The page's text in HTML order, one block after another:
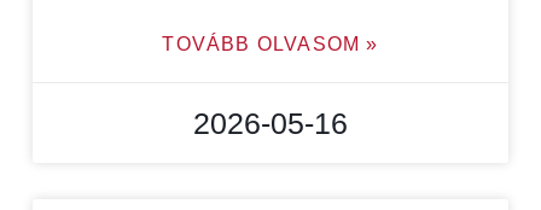
TOVÁBB OLVASOM »
2026-05-16